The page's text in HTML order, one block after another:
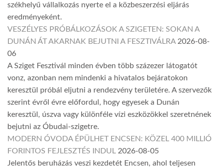
székhelyű vállalkozás nyerte el a közbeszerzési eljárás
eredményeként.
VESZÉLYES PRÓBÁLKOZÁSOK A SZIGETEN: SOKAN A
DUNÁN ÁT AKARNAK BEJUTNI A FESZTIVÁLRA 2026-08-
06
A Sziget Fesztivál minden évben több százezer látogatót
vonz, azonban nem mindenki a hivatalos bejáratokon
keresztül próbál eljutni a rendezvény területére. A szervezők
szerint évről évre előfordul, hogy egyesek a Dunán
keresztül, úszva vagy különféle vízi eszközökkel szeretnének
bejutni az Óbudai-szigetre.
MODERN ÓVODA ÉPÜLHET ENCSEN: KÖZEL 400 MILLIÓ
FORINTOS FEJLESZTÉS INDUL 2026-08-05
Jelentős beruházás veszi kezdetét Encsen, ahol teljesen